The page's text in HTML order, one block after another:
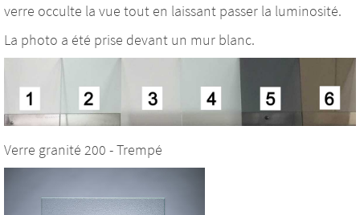
verre occulte la vue tout en laissant passer la luminosité.
La photo a été prise devant un mur blanc.
Verre granité 200 - Trempé